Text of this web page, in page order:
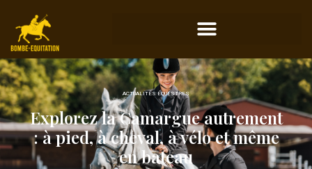
ACTUALITÉS ÉQUESTRES
Explorez la Camargue autrement
: à pied, à cheval, à vélo et même
en bateau